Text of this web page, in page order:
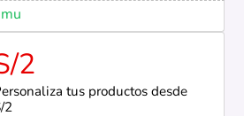
2
tus productos desde
2